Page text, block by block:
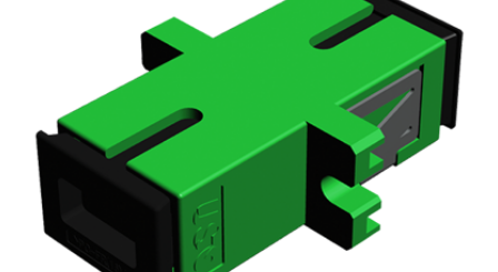
工作机会
新闻稿
活动信息
订阅